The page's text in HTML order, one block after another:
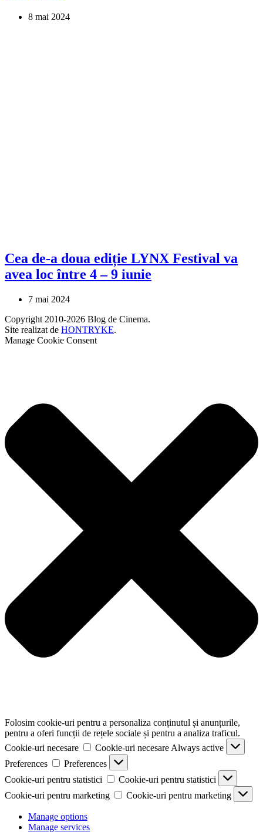
8 mai 2024
Cea de-a doua ediție LYNX Festival va
avea loc între 4 – 9 iunie
7 mai 2024
Copyright 2010-2026 Blog de Cinema.
Site realizat de HONTRYKE.
Manage Cookie Consent
Folosim cookie-uri pentru a personaliza conținutul și anunțurile,
pentru a oferi funcții de rețele sociale și pentru a analiza traficul.
Cookie-uri necesare
Cookie-uri necesare Always active
Preferences
Preferences
Cookie-uri pentru statistici
Cookie-uri pentru statistici
Cookie-uri pentru marketing
Cookie-uri pentru marketing
Manage options
Manage services